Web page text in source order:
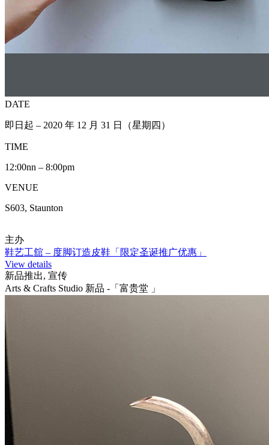
DATE
即日起 – 2020 年 12 月 31 日（星期四）
TIME
12:00nn – 8:00pm
VENUE
S603, Staunton
主办
鞋艺工舘 – 度脚订造皮鞋「限定圣诞推广优惠」
View details
新品推出, 宣传
Arts & Crafts Studio 新品 -「富贵堂 」